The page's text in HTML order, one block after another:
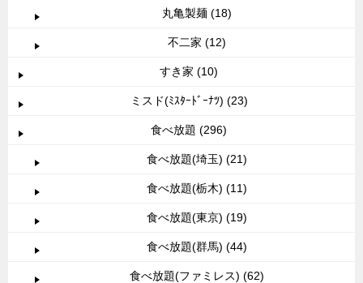
丸亀製麺 (18)
不二家 (12)
すき家 (10)
ミスド(ﾐｽﾀｰﾄﾞｰﾅﾂ) (23)
食べ放題 (296)
食べ放題(埼玉) (21)
食べ放題(栃木) (11)
食べ放題(東京) (19)
食べ放題(群馬) (44)
食べ放題(ファミレス) (62)